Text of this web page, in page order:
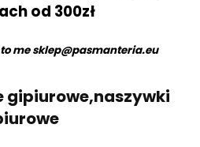
od 300zł
mesklep@pasmanteria.eu
gipiurowe,naszywki